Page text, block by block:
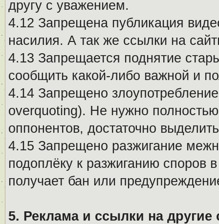
другу с уважением.
4.12 Запрещена публикация
насилия. А так же ссылки на
4.13 Запрещается поднятие
сообщить какой-либо важной и
4.14 Запрещено
overquoting). Не нужно
оппонентов, достаточно
4.15 Запрещено разжигание
подоплёку к разжиганию споров
получает бан или
5. Реклама и ссылки на другие